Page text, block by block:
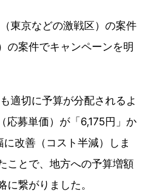
東京などの激戦区）の案件
の案件でキャンペーンを明
適切に予算が分配されるよ
応募単価）が「6,175円」か
改善（コスト半減）しま
ことで、地方への予算増額
に繋がりました。